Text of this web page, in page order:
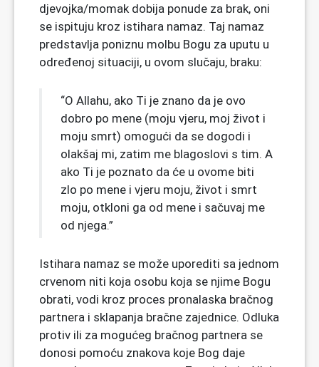
djevojka/momak dobija ponude za brak, oni
se ispituju kroz istihara namaz. Taj namaz
predstavlja poniznu molbu Bogu za uputu u
određenoj situaciji, u ovom slučaju, braku:
“O Allahu, ako Ti je znano da je ovo
dobro po mene (moju vjeru, moj život i
moju smrt) omogući da se dogodi i
olakšaj mi, zatim me blagoslovi s tim. A
ako Ti je poznato da će u ovome biti
zlo po mene i vjeru moju, život i smrt
moju, otkloni ga od mene i sačuvaj me
od njega.”
Istihara namaz se može uporediti sa jednom
crvenom niti koja osobu koja se njime Bogu
obrati, vodi kroz proces pronalaska bračnog
partnera i sklapanja bračne zajednice. Odluka
protiv ili za mogućeg bračnog partnera se
donosi pomoću znakova koje Bog daje